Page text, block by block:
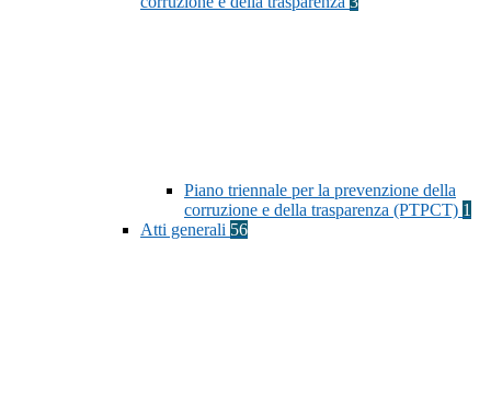
Piano triennale per la prevenzione della
corruzione e della trasparenza (PTPCT) 1
Atti generali 56